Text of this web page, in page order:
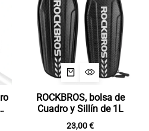
ROCKBROS, bolsa de
Cuadro y Sillín de 1L
23,00€